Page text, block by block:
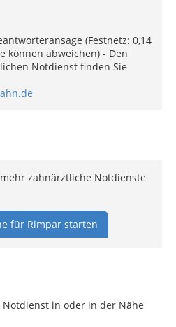
(Festnetz: 0,14
können abweichen) - Den
Notdienst finden Sie
zahnärztliche Notdienste
für Rimpar starten
Notdienst in oder in der Nähe